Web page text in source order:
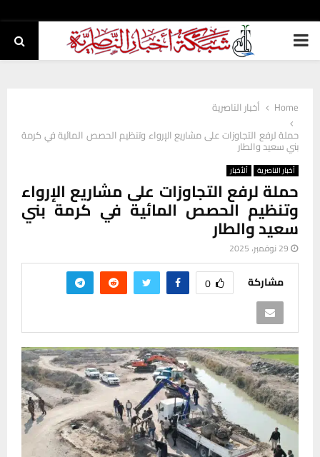
PRIMARY
Home
أخبار الناصرية
حملة لرفع التجاوزات على مشاريع الإرواء وتنظيم الحصص المائية في كرمة
بني سعيد والطار
أخبار الناصرية ألأخبار
حملة لرفع التجاوزات على مشاريع الإرواء
وتنظيم الحصص المائية في كرمة بني
سعيد والطار
29 نوفمبر، 2025
مشاركة 0